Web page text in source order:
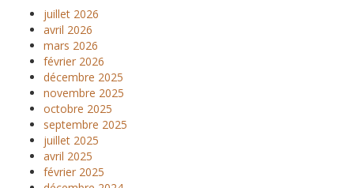
juillet 2026
avril 2026
mars 2026
février 2026
décembre 2025
novembre 2025
octobre 2025
septembre 2025
juillet 2025
avril 2025
février 2025